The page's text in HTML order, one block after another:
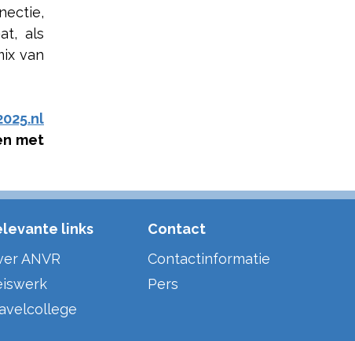
als
van
met
links
ANVR
Contact
Contactinformatie
Pers